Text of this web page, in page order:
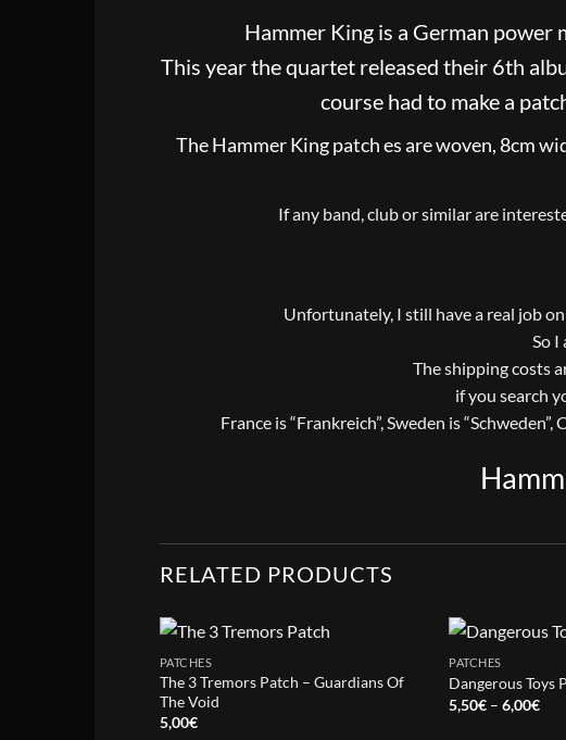
Hammer King is a German power
This year the quartet released their 6th
course had to make a
The Hammer King patch es are woven, 8cm
If any band, club or similar are
Unfortunately, I still have a real job
So
The shipping costs
if you search
France is “Frankreich”, Sweden is
RELATED PRODUCTS
PATCHES
The 3 Tremors Patch – Guardians Of
The Void
5,00€
PATCHES
Dangerous Toys
5,50€ – 6,00€Price